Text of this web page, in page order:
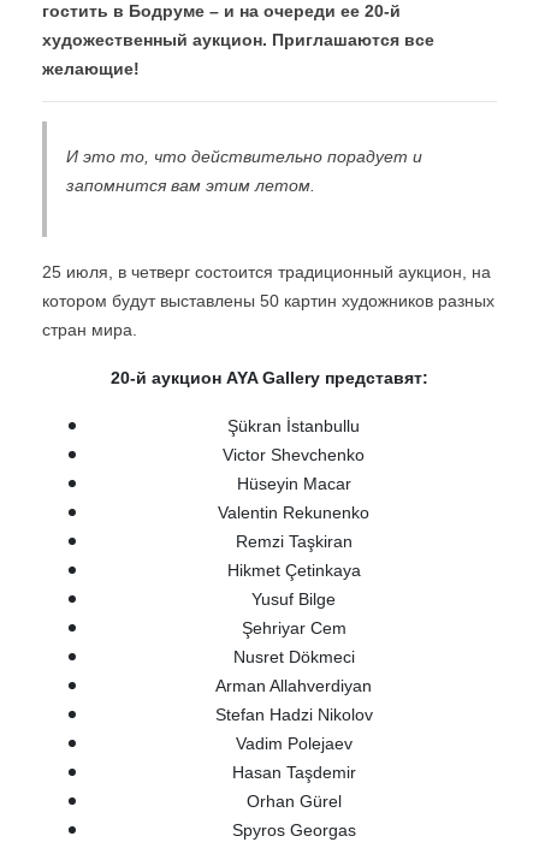
гостить в Бодруме – и на очереди ее 20-й
художественный аукцион. Приглашаются все
желающие!
И это то, что действительно порадует и
запомнится вам этим летом.
25 июля, в четверг состоится традиционный аукцион, на
котором будут выставлены 50 картин художников разных
стран мира.
20-й аукцион AYA Gallery представят:
Şükran İstanbullu
Victor Shevchenko
Hüseyin Macar
Valentin Rekunenko
Remzi Taşkiran
Hikmet Çetinkaya
Yusuf Bilge
Şehriyar Cem
Nusret Dökmeci
Arman Allahverdiyan
Stefan Hadzi Nikolov
Vadim Polejaev
Hasan Taşdemir
Orhan Gürel
Spyros Georgas